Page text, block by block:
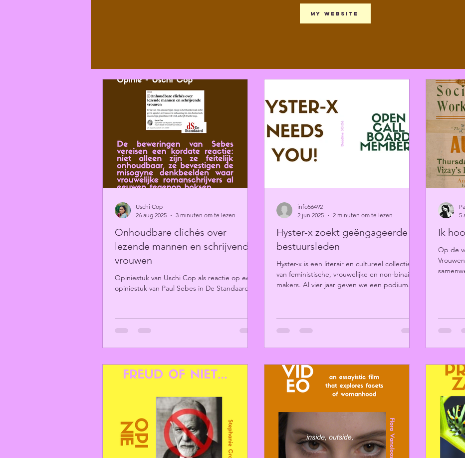
My website
Onhoudbare clichés over
lezende mannen en schrijvende
vrouwen
Opiniestuk van Uschi Cop als reactie op een
opiniestuk van Paul Sebes in De Standaard
Uschi Cop
26 aug 2025
3 minuten om te lezen
Hyster-x zoekt geëngageerde
bestuursleden
Hyster-x is een literair en cultureel collectief
van feministische, vrouwelijke en non-binaire
makers. Al vier jaar geven we een podium...
info56492
2 jun 2025
2 minuten om te lezen
Ik
Op de
5